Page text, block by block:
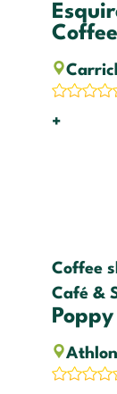
+
Coffee
Café &